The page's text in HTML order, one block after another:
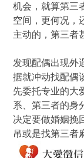
机会，就算第三
空间，更何况，
主动的，第三者
发现配偶出现外
据就冲动找配偶
先委托专业的大
系、第三者的身
决定要做婚姻挽
吊或是找第三者